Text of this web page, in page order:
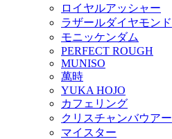
ロイヤルアッシャー
ラザールダイヤモンド
モニッケンダム
PERFECT ROUGH
MUNISO
萬時
YUKA HOJO
カフェリング
クリスチャンバウアー
マイスター